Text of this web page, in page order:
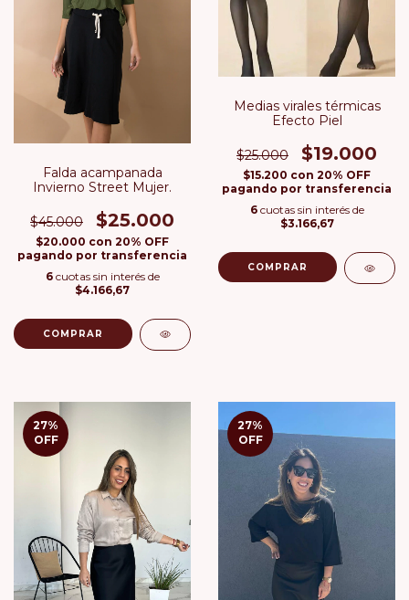
Falda acampanada
Invierno Street Mujer.
$45.000 $25.000
$20.000 con 20% OFF
pagando por transferencia
6 cuotas sin interés de
$4.166,67
COMPRAR
Medias virales térmicas
Efecto Piel
$25.000 $19.000
$15.200 con 20% OFF
pagando por transferencia
6 cuotas sin interés de
$3.166,67
COMPRAR
27%
OFF
27%
OFF